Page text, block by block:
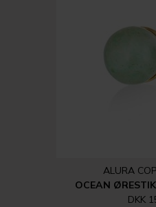
ALURA
OCEAN
DKK